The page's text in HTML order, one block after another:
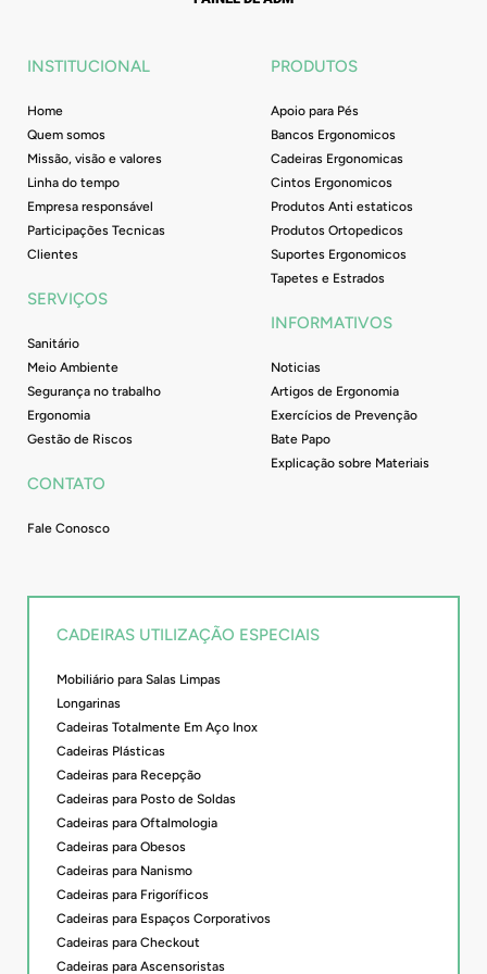
e
i
INSTITUCIONAL
Home
Quem somos
Missão, visão e valores
Linha do tempo
Empresa responsável
Participações Tecnicas
Clientes
SERVIÇOS
Sanitário
Meio Ambiente
Segurança no trabalho
Ergonomia
Gestão de Riscos
CONTATO
Fale Conosco
PRODUTOS
Apoio para Pés
Bancos Ergonomicos
Cadeiras Ergonomicas
Cintos Ergonomicos
Produtos Anti estaticos
Produtos Ortopedicos
Suportes Ergonomicos
Tapetes e Estrados
INFORMATIVOS
Noticias
Artigos de Ergonomia
Exercícios de Prevenção
Bate Papo
Explicação sobre Materiais
CADEIRAS UTILIZAÇÃO ESPECIAIS
Mobiliário para Salas Limpas
Longarinas
Cadeiras Totalmente Em Aço Inox
Cadeiras Plásticas
Cadeiras para Recepção
Cadeiras para Posto de Soldas
Cadeiras para Oftalmologia
Cadeiras para Obesos
Cadeiras para Nanismo
Cadeiras para Frigoríficos
Cadeiras para Espaços Corporativos
Cadeiras para Checkout
Cadeiras para Ascensoristas